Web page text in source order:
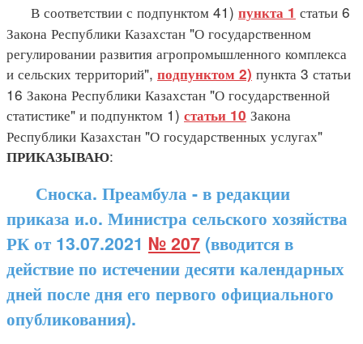
В соответствии с подпунктом 41) пункта 1 статьи 6
Закона Республики Казахстан "О государственном
регулировании развития агропромышленного комплекса
и сельских территорий", подпунктом 2) пункта 3 статьи
16 Закона Республики Казахстан "О государственной
статистике" и подпунктом 1) статьи 10 Закона
Республики Казахстан "О государственных услугах"
ПРИКАЗЫВАЮ:
Сноска. Преамбула - в редакции
приказа и.о. Министра сельского хозяйства
РК от 13.07.2021 № 207 (вводится в
действие по истечении десяти календарных
дней после дня его первого официального
опубликования).